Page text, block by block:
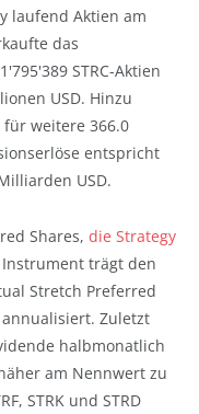
laufend Aktien am
das
STRC-Aktien
USD. Hinzu
für weitere 366.0
entspricht
USD.
Shares, die Strategy
Instrument trägt den
Stretch Preferred
Zuletzt
halbmonatlich
am Nennwert zu
STRK und STRD